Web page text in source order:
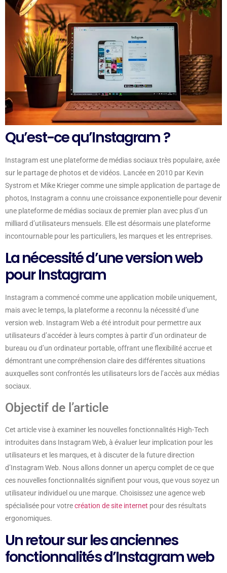
Qu’est-ce qu’Instagram ?
Instagram est une plateforme de médias sociaux très populaire, axée
sur le partage de photos et de vidéos. Lancée en 2010 par Kevin
Systrom et Mike Krieger comme une simple application de partage de
photos, Instagram a connu une croissance exponentielle pour devenir
une plateforme de médias sociaux de premier plan avec plus d’un
milliard d’utilisateurs mensuels. Elle est désormais une plateforme
incontournable pour les particuliers, les marques et les entreprises.
La nécessité d’une version web
pour Instagram
Instagram a commencé comme une application mobile uniquement,
mais avec le temps, la plateforme a reconnu la nécessité d’une
version web. Instagram Web a été introduit pour permettre aux
utilisateurs d’accéder à leurs comptes à partir d’un ordinateur de
bureau ou d’un ordinateur portable, offrant une flexibilité accrue et
démontrant une compréhension claire des différentes situations
auxquelles sont confrontés les utilisateurs lors de l’accès aux médias
sociaux.
Objectif de l’article
Cet article vise à examiner les nouvelles fonctionnalités High-Tech
introduites dans Instagram Web, à évaluer leur implication pour les
utilisateurs et les marques, et à discuter de la future direction
d’Instagram Web. Nous allons donner un aperçu complet de ce que
ces nouvelles fonctionnalités signifient pour vous, que vous soyez un
utilisateur individuel ou une marque. Choisissez une agence web
spécialisée pour votrecréation de site internet pour des résultats
ergonomiques.
Un retour sur les anciennes
fonctionnalités d’Instagram web